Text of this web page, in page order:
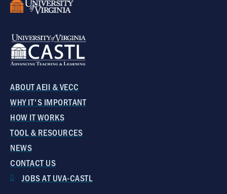
ABOUT AEII & VECC
WHY IT'S IMPORTANT
HOW IT WORKS
TOOL & RESOURCES
NEWS
CONTACT US
JOBS AT UVA-CASTL